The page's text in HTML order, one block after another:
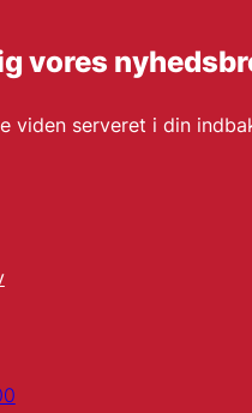
vores
viden serveret i din